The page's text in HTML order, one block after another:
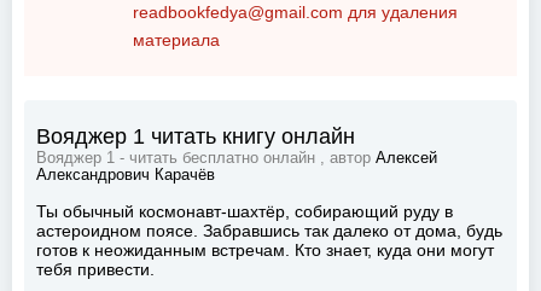
readbookfedya@gmail.com для удаления
материала
Вояджер 1 читать книгу онлайн
Вояджер 1 - читать бесплатно онлайн , автор Алексей
Александрович Карачёв
Ты обычный космонавт-шахтёр, собирающий руду в
астероидном поясе. Забравшись так далеко от дома, будь
готов к неожиданным встречам. Кто знает, куда они могут
тебя привести.